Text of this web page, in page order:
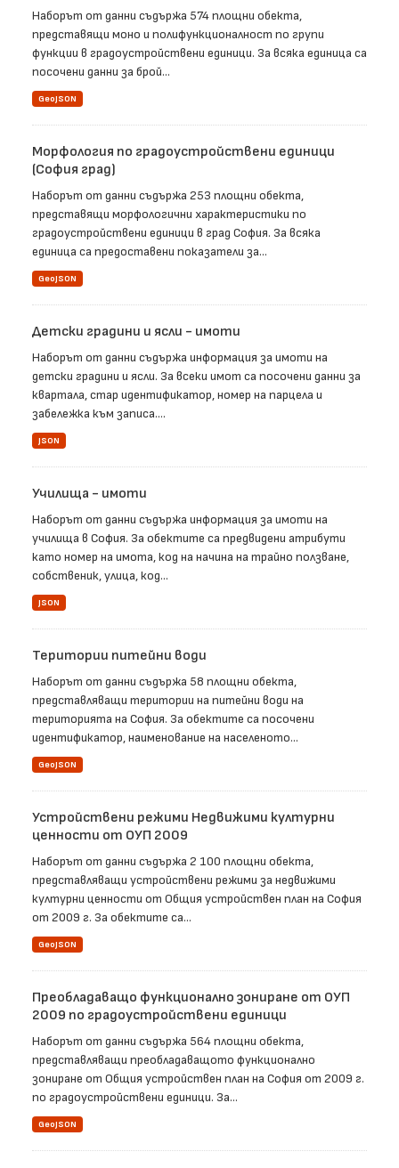
Наборът от данни съдържа 574 площни обекта,
представящи моно и полифункционалност по групи
функции в градоустройствени единици. За всяка единица са
посочени данни за брой...
GeoJSON
Морфология по градоустройствени единици
(София град)
Наборът от данни съдържа 253 площни обекта,
представящи морфологични характеристики по
градоустройствени единици в град София. За всяка
единица са предоставени показатели за...
GeoJSON
Детски градини и ясли - имоти
Наборът от данни съдържа информация за имоти на
детски градини и ясли. За всеки имот са посочени данни за
квартала, стар идентификатор, номер на парцела и
забележка към записа....
JSON
Училища - имоти
Наборът от данни съдържа информация за имоти на
училища в София. За обектите са предвидени атрибути
като номер на имота, код на начина на трайно ползване,
собственик, улица, код...
JSON
Територии питейни води
Наборът от данни съдържа 58 площни обекта,
представляващи територии на питейни води на
територията на София. За обектите са посочени
идентификатор, наименование на населеното...
GeoJSON
Устройствени режими Недвижими културни
ценности от ОУП 2009
Наборът от данни съдържа 2 100 площни обекта,
представляващи устройствени режими за недвижими
културни ценности от Общия устройствен план на София
от 2009 г. За обектите са...
GeoJSON
Преобладаващо функционално зониране от ОУП
2009 по градоустройствени единици
Наборът от данни съдържа 564 площни обекта,
представляващи преобладаващото функционално
зониране от Общия устройствен план на София от 2009 г.
по градоустройствени единици. За...
GeoJSON